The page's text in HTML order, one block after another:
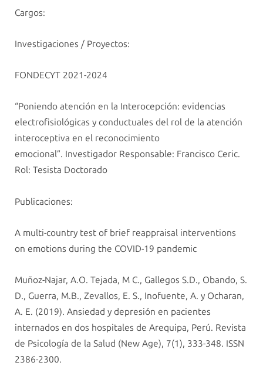
Cargos:
Investigaciones / Proyectos:
FONDECYT 2021-2024
“Poniendo atención en la Interocepción: evidencias
electrofisiológicas y conductuales del rol de la atención
interoceptiva en el reconocimiento
emocional”. Investigador Responsable: Francisco Ceric.
Rol: Tesista Doctorado
Publicaciones:
A multi-country test of brief reappraisal interventions
on emotions during the COVID-19 pandemic
Muñoz-Najar, A.O. Tejada, M C., Gallegos S.D., Obando, S.
D., Guerra, M.B., Zevallos, E. S., Inofuente, A. y Ocharan,
A. E. (2019). Ansiedad y depresión en pacientes
internados en dos hospitales de Arequipa, Perú. Revista
de Psicología de la Salud (New Age), 7(1), 333-348. ISSN
2386-2300.